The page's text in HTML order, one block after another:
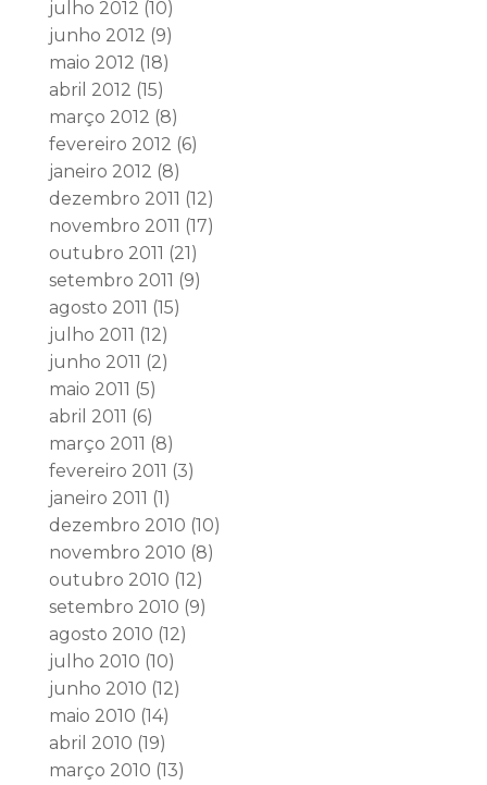
julho 2012 (10)
junho 2012 (9)
maio 2012 (18)
abril 2012 (15)
março 2012 (8)
fevereiro 2012 (6)
janeiro 2012 (8)
dezembro 2011 (12)
novembro 2011 (17)
outubro 2011 (21)
setembro 2011 (9)
agosto 2011 (15)
julho 2011 (12)
junho 2011 (2)
maio 2011 (5)
abril 2011 (6)
março 2011 (8)
fevereiro 2011 (3)
janeiro 2011 (1)
dezembro 2010 (10)
novembro 2010 (8)
outubro 2010 (12)
setembro 2010 (9)
agosto 2010 (12)
julho 2010 (10)
junho 2010 (12)
maio 2010 (14)
abril 2010 (19)
março 2010 (13)